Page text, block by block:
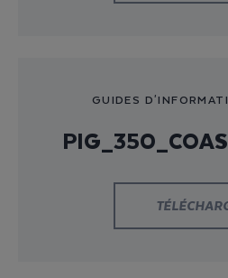
GUIDES